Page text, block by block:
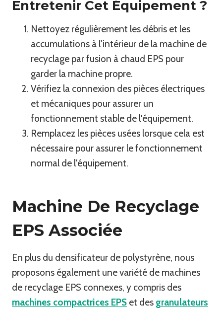
Entretenir Cet Équipement ?
Nettoyez régulièrement les débris et les
accumulations à l'intérieur de la machine de
recyclage par fusion à chaud EPS pour
garder la machine propre.
Vérifiez la connexion des pièces électriques
et mécaniques pour assurer un
fonctionnement stable de l'équipement.
Remplacez les pièces usées lorsque cela est
nécessaire pour assurer le fonctionnement
normal de l'équipement.
Machine De Recyclage
EPS Associée
En plus du densificateur de polystyrène, nous
proposons également une variété de machines
de recyclage EPS connexes, y compris des
machines compactrices EPS et des granulateurs